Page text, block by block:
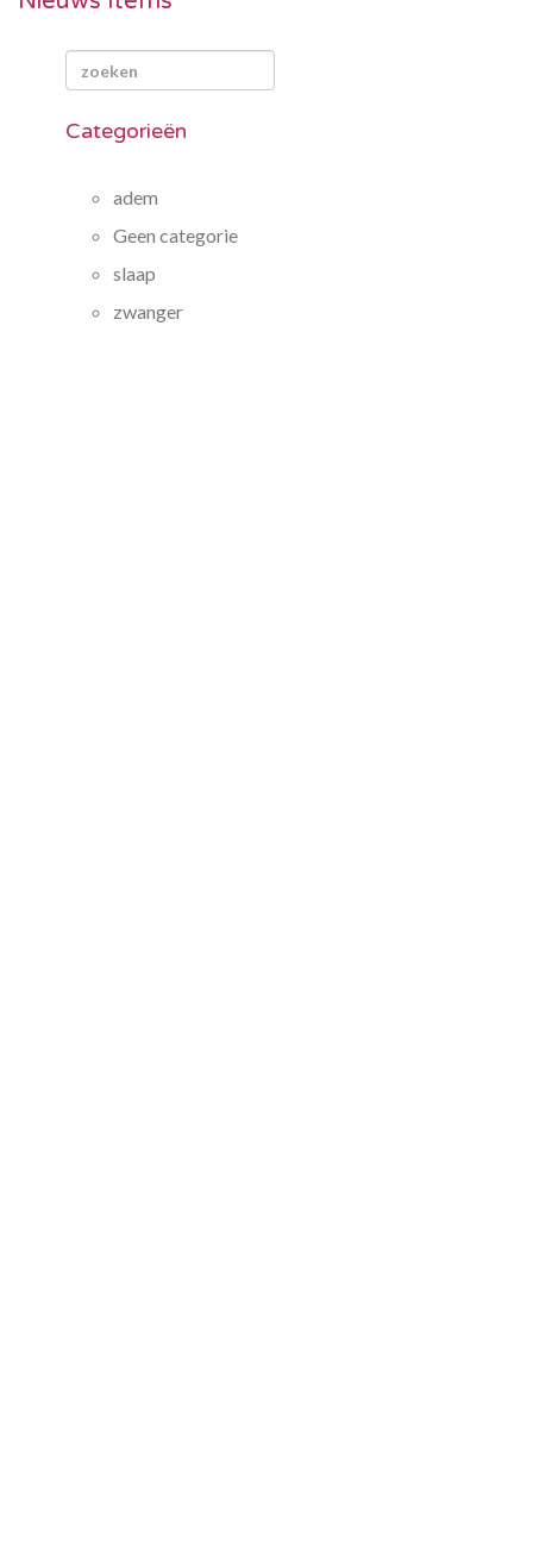
Categorieën
adem
Geen categorie
slaap
zwanger